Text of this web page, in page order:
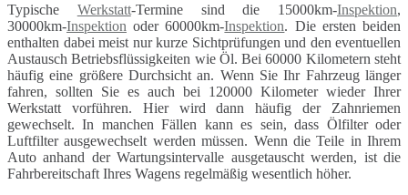
Typische Werkstatt-Termine sind die 15000km-Inspektion,
30000km-Inspektion oder 60000km-Inspektion. Die ersten beiden
enthalten dabei meist nur kurze Sichtprüfungen und den eventuellen
Austausch Betriebsflüssigkeiten wie Öl. Bei 60000 Kilometern steht
häufig eine größere Durchsicht an. Wenn Sie Ihr Fahrzeug länger
fahren, sollten Sie es auch bei 120000 Kilometer wieder Ihrer
Werkstatt vorführen. Hier wird dann häufig der Zahnriemen
gewechselt. In manchen Fällen kann es sein, dass Ölfilter oder
Luftfilter ausgewechselt werden müssen. Wenn die Teile in Ihrem
Auto anhand der Wartungsintervalle ausgetauscht werden, ist die
Fahrbereitschaft Ihres Wagens regelmäßig wesentlich höher.